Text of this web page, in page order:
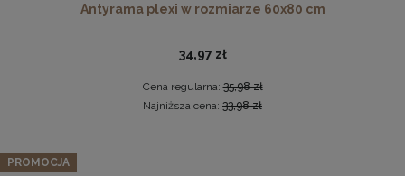
17,99 zł
DO KOSZYKA
Antyrama plexi w rozmiarze 60x80 cm
34,97 zł
Cena regularna:35,98 zł
Najniższa cena: 33,98 zł
PROMOCJA